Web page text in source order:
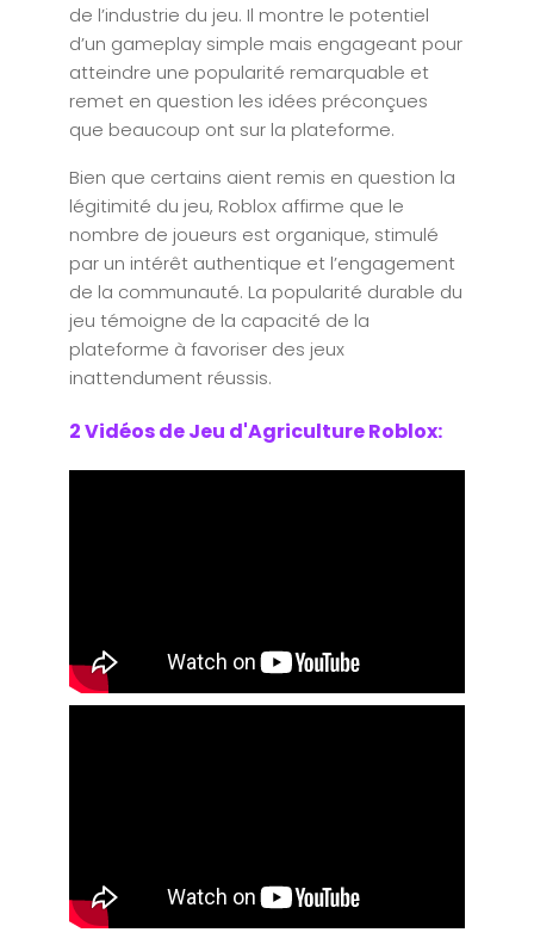
de l’industrie du jeu. Il montre le potentiel
d’un gameplay simple mais engageant pour
atteindre une popularité remarquable et
remet en question les idées préconçues
que beaucoup ont sur la plateforme.
Bien que certains aient remis en question la
légitimité du jeu, Roblox affirme que le
nombre de joueurs est organique, stimulé
par un intérêt authentique et l’engagement
de la communauté. La popularité durable du
jeu témoigne de la capacité de la
plateforme à favoriser des jeux
inattendument réussis.
2 Vidéos de Jeu d'Agriculture Roblox: